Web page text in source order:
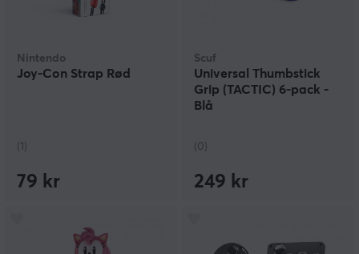
Nintendo
Joy-Con Strap Rød
(1)
79 kr
Scuf
Universal Thumbstick
Grip (TACTIC) 6-pack -
Blå
(0)
249 kr